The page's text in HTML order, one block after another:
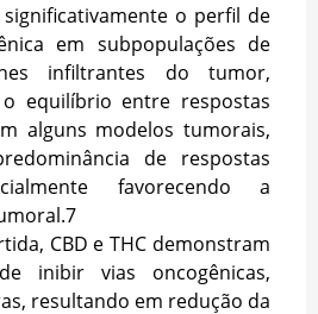
significativamente o perfil de
em subpopulações de
infiltrantes do tumor,
equilíbrio entre respostas
alguns modelos tumorais,
de respostas
favorecendo a
7
CBD e THC demonstram
inibir vias oncogênicas,
resultando em redução da